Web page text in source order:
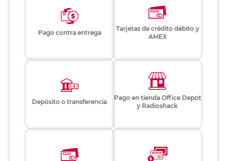
Pago contra entrega
Tarjetas de crédito débito y
AMEX
Depósito o transferencia
Pago en tienda Office Depot
y Radioshack